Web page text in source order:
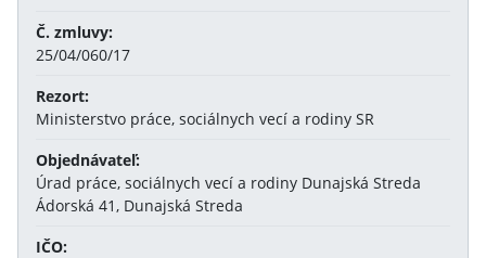
Č. zmluvy:
25/04/060/17
Rezort:
Ministerstvo práce, sociálnych vecí a rodiny SR
Objednávateľ:
Úrad práce, sociálnych vecí a rodiny Dunajská Streda
Ádorská 41, Dunajská Streda
IČO: